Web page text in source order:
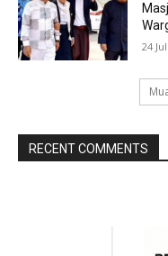
24
RECENT COMMENTS